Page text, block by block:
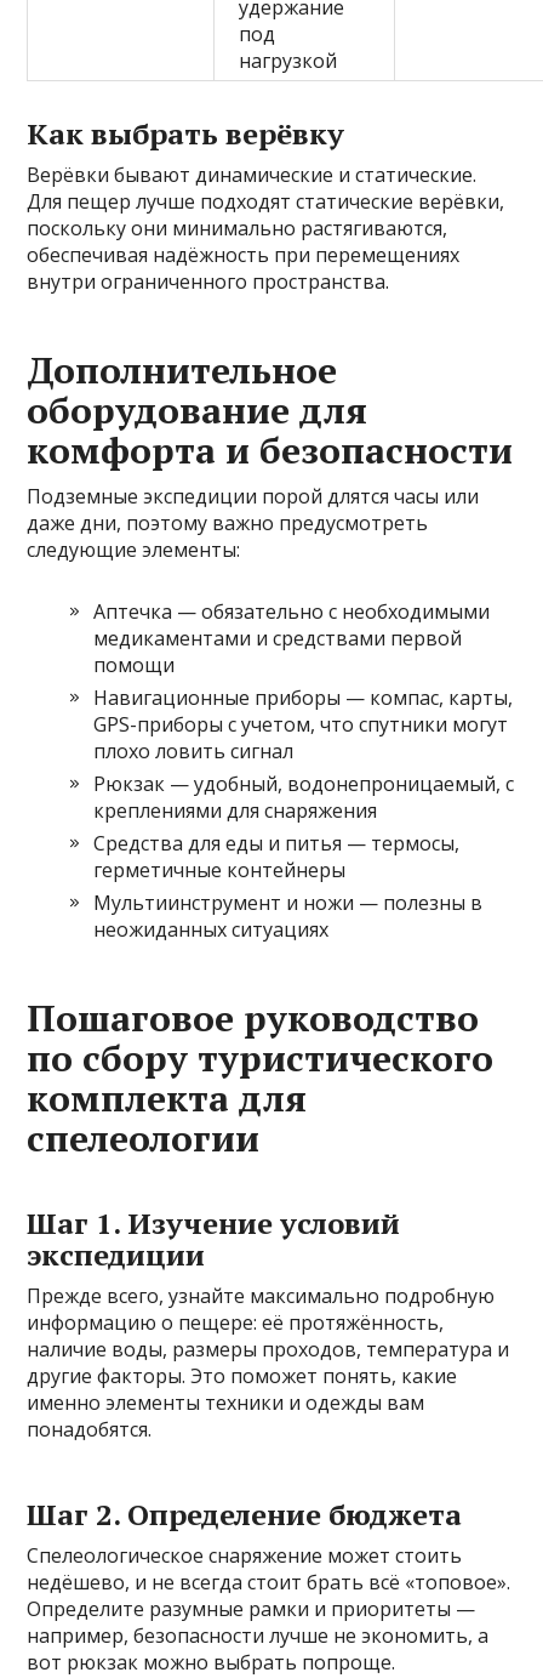
удержание
под
нагрузкой
Как выбрать верёвку
Верёвки бывают динамические и статические.
Для пещер лучше подходят статические верёвки,
поскольку они минимально растягиваются,
обеспечивая надёжность при перемещениях
внутри ограниченного пространства.
Дополнительное
оборудование для
комфорта и безопасности
Подземные экспедиции порой длятся часы или
даже дни, поэтому важно предусмотреть
следующие элементы:
Аптечка — обязательно с необходимыми
медикаментами и средствами первой
помощи
Навигационные приборы — компас, карты,
GPS-приборы с учетом, что спутники могут
плохо ловить сигнал
Рюкзак — удобный, водонепроницаемый, с
креплениями для снаряжения
Средства для еды и питья — термосы,
герметичные контейнеры
Мультиинструмент и ножи — полезны в
неожиданных ситуациях
Пошаговое руководство
по сбору туристического
комплекта для
спелеологии
Шаг 1. Изучение условий
экспедиции
Прежде всего, узнайте максимально подробную
информацию о пещере: её протяжённость,
наличие воды, размеры проходов, температура и
другие факторы. Это поможет понять, какие
именно элементы техники и одежды вам
понадобятся.
Шаг 2. Определение бюджета
Спелеологическое снаряжение может стоить
недёшево, и не всегда стоит брать всё «топовое».
Определите разумные рамки и приоритеты —
например, безопасности лучше не экономить, а
вот рюкзак можно выбрать попроще.